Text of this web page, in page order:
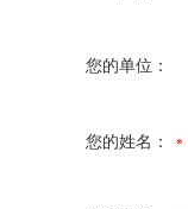
您的单位：
您的姓名：